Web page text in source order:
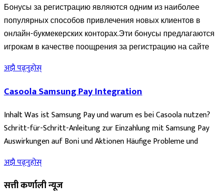
Бонусы за регистрацию являются одним из наиболее
популярных способов привлечения новых клиентов в
онлайн-букмекерских конторах.Эти бонусы предлагаются
игрокам в качестве поощрения за регистрацию на сайте
अझै पढ्नुहोस्
Casoola Samsung Pay Integration
Inhalt Was ist Samsung Pay und warum es bei Casoola nutzen?
Schritt-für-Schritt-Anleitung zur Einzahlung mit Samsung Pay
Auswirkungen auf Boni und Aktionen Häufige Probleme und
अझै पढ्नुहोस्
सत्ती कर्णाली न्यूज